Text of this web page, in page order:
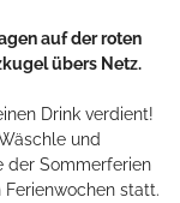
auf der roten
übers Netz.
Drink verdient!
und
der Sommerferien
statt.